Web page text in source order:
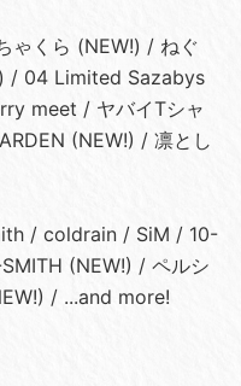
ゃくら (NEW!) / ねぐ
/ 04 Limited Sazabys
meet / ヤバイTシャ
(NEW!) / 凛とし
/ coldrain / SiM / 10-
(NEW!) / ペルシ
/ ...and more!